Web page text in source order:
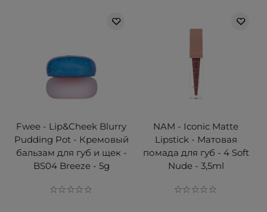
Fwee - Lip&Cheek Blurry
Pudding Pot - Кремовый
бальзам для губ и щек -
BS04 Breeze - 5g
NAM - Iconic Matte
Lipstick - Матовая
помада для губ - 4 Soft
Nude - 3,5ml